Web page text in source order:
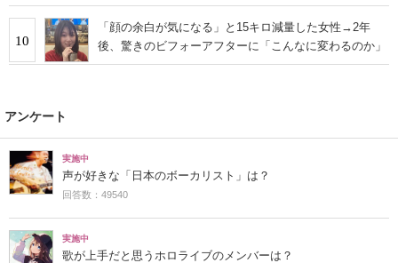
10
「顔の余白が気になる」と15キロ減量した女性→2年
後、驚きのビフォーアフターに「こんなに変わるのか」
アンケート
実施中
声が好きな「日本のボーカリスト」は？
回答数：49540
実施中
歌が上手だと思うホロライブのメンバーは？